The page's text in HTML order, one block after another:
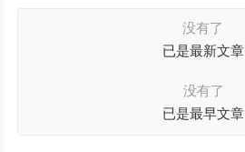
没有了
已是最新文章
没有了
已是最早文章